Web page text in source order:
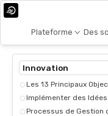
Plateforme Des
Innovation
Les 13 Principaux
Implémenter des
Processus de Gestion